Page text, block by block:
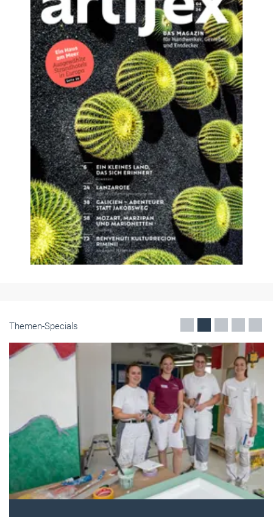
Themen-Specials